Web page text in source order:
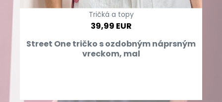
Tričká a topy
39,99 EUR
Street One tričko s ozdobným náprsným
vreckom, mal